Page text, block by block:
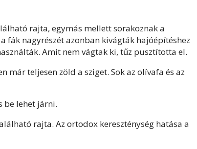
rajta, egymás mellett sorakoznak a
fák nagyrészét azonban kivágták hajóépítéshez
Amit nem vágtak ki, tűz pusztította el.
már teljesen zöld a sziget. Sok az olívafa és az
be lehet járni.
rajta. Az ortodox kereszténység hatása a